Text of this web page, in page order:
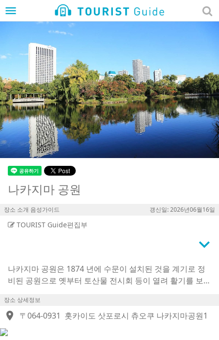
menu
나카지마 공원
장소 소개 음성가이드 갱신일: 2026년06월16일
TOURIST Guide편집부
keyboard_arrow_down
나카지마 공원은 1874 년에 수문이 설치된 것을 계기로 정
비된 공원으로 옛부터 토산물 전시회 등이 열려 활기를 보였
식처로 알려져 있습니다. 수령 100년이 넘는 에조야나기 등
큰 나무 외에도 수양벚나무와 왕벚나무 등 벚꽃 나무, 운치
장소 상세정보
location_on 〒064-0931 홋카이도 삿포로시 츄오쿠 나카지마공원1